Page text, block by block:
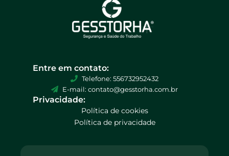
Entre em contato:
Telefone: 556732952432
E-mail: contato@gesstorha.com.br
Privacidade:
Política de cookies
Política de privacidade